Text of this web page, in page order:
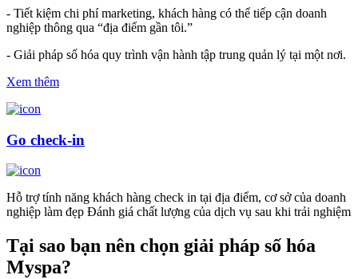
- Tiết kiệm chi phí marketing, khách hàng có thể tiếp cận doanh
nghiệp thông qua “địa điểm gần tôi.”
- Giải pháp số hóa quy trình vận hành tập trung quản lý tại một nơi.
Xem thêm
Go check-in
Hỗ trợ tính năng khách hàng check in tại địa điểm, cơ sở của doanh
nghiệp làm đẹp Đánh giá chất lượng của dịch vụ sau khi trải nghiệm
Tại sao bạn nên chọn giải pháp số hóa
Myspa?